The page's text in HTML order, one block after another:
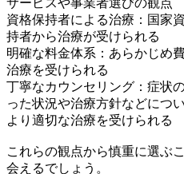
資格保持者による治療：国家
持者から治療が受けられる
明確な料金体系：あらかじめ
治療を受けられる
丁寧なカウンセリング：症状
った状況や治療方針などにつ
より適切な治療を受けられる
これらの観点から慎重に選ぶ
会えるでしょう。